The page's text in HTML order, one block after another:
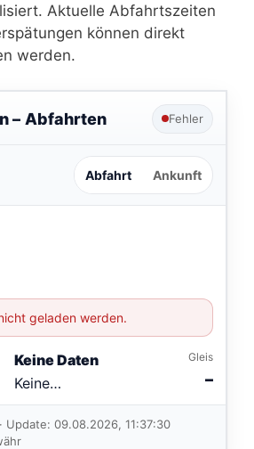
Aktuelle Abfahrtszeiten
können direkt
werden.
– Abfahrten Fehler
Abfahrt Ankunft
geladen werden.
Keine Daten
Keine
Verbindungen
im aktuellen
Feed.
Gleis
–
Update: 09.08.2026, 11:37:30